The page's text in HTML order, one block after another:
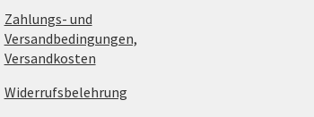
Zahlungs- und
Versandbedingungen,
Versandkosten
Widerrufsbelehrung